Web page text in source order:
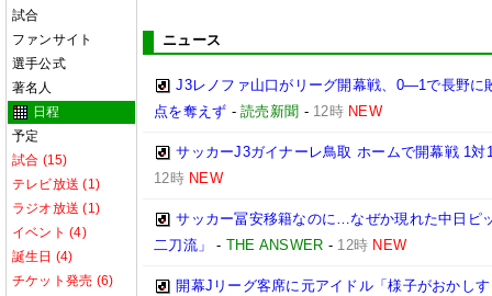
試合
ファンサイト
選手公式
著名人
日程
予定
試合 (15)
テレビ放送 (1)
ラジオ放送 (1)
イベント (4)
誕生日 (4)
チケット発売 (6)
ニュース
J3レノファ山口がリーグ開幕戦、0―1で長野
点を奪えず -読売新聞 - 12時 NEW
サッカーJ3ガイナーレ鳥取 ホームで開幕戦 1
12時 NEW
サッカー冨安移籍なのに…なぜか現れた中日ピ
二刀流」
- THE ANSWER - 12時 NEW
開幕Jリーグ客席に元アイドル「様子がおかし